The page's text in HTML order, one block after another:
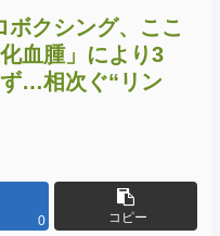
ボクシング、ここ
血腫」により3
…相次ぐ“リン
0 コピー